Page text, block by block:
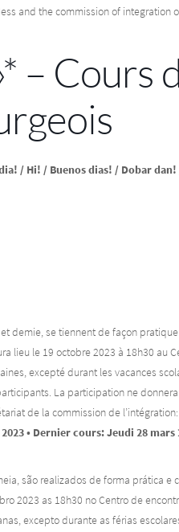
and the commission of integration
– Cours
/ Hi! / Buenos dias! / Dobar
et demie, se tiennent de façon
lieu le 19 octobre 2023 à 18h30 au
excepté durant les vacances
La participation ne
de la commission de
• Dernier cours: Jeudi 28 mars
são realizados de forma prática
2023 as 18h30 no Centro de
excepto durante as férias